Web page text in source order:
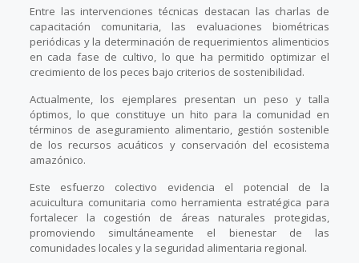
Entre las intervenciones técnicas destacan las charlas de
capacitación comunitaria, las evaluaciones biométricas
periódicas y la determinación de requerimientos alimenticios
en cada fase de cultivo, lo que ha permitido optimizar el
crecimiento de los peces bajo criterios de sostenibilidad.
Actualmente, los ejemplares presentan un peso y talla
óptimos, lo que constituye un hito para la comunidad en
términos de aseguramiento alimentario, gestión sostenible
de los recursos acuáticos y conservación del ecosistema
amazónico.
Este esfuerzo colectivo evidencia el potencial de la
acuicultura comunitaria como herramienta estratégica para
fortalecer la cogestión de áreas naturales protegidas,
promoviendo simultáneamente el bienestar de las
comunidades locales y la seguridad alimentaria regional.